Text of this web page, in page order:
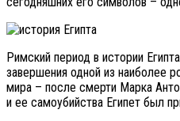
Римский период в истории
завершения одной из наиболее
мира – после смерти Марка
и ее самоубийства Египет был